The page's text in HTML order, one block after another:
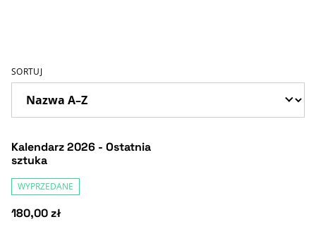
SORTUJ
Kalendarz 2026 - Ostatnia
sztuka
WYPRZEDANE
180,00 zł